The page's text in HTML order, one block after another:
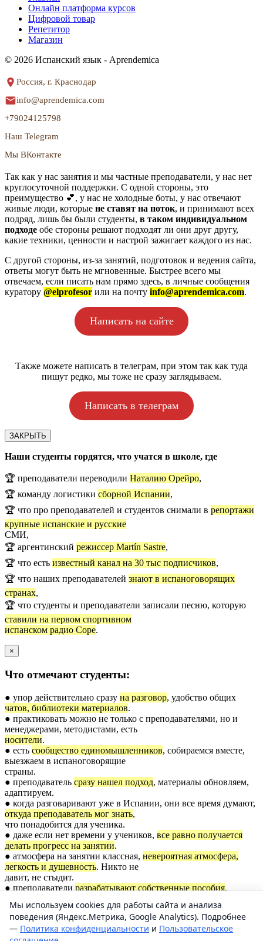
Онлайн платформа курсов
Цифровой товар
Репетитор
Магазин
© 2026 Испанский язык - Aprendemica
Россия, г. Краснодар
info@aprendemica.com
+79024125798
Наш Telegram
Мы ВКонтакте
Мы используем cookies для работы сайта и анализа
поведения (Яндекс.Метрика, Google Analytics). Подробнее
— Политика конфиденциальности и Пользовательское
Так как у нас занятия и мы частные преподаватели, у нас нет
круглосуточной поддержки. С одной стороны, это
преимущество 💕, у нас не холодные боты, у нас отвечают
живые люди, которые не ставят на поток, и принимают всех
подряд, лишь бы были студенты, в таком индивидуальном
подходе обе стороны решают подходят ли они друг другу,
какие техники, ценности и настрой зажигает каждого из нас.
С другой стороны, из-за занятий, подготовок и ведения сайта,
ответы могут быть не мгновенные. Быстрее всего мы
отвечаем, если писать нам прямо здесь, в личные сообщения
куратору @elprofesor или на почту info@aprendemica.com.
Написать на сайте
Также можете написать в телеграм, при этом так как туда
пишут редко, мы тоже не сразу заглядываем.
Написать в телеграм
ЗАКРЫТЬ
Наши студенты гордятся, что учатся в школе, где
🏆 преподаватели переводили Наталию Орейро,
🏆 команду логистики сборной Испании,
🏆 что про преподавателей и студентов снимали в репортажи
крупные испанские и русские
СМИ,
🏆 аргентинский режиссер Martín Sastre,
🏆 что есть известный канал на 30 тыс подписчиков,
🏆 что наших преподавателей знают в испаноговорящих
странах,
🏆 что студенты и преподаватели записали песню, которую
ставили на первом спортивном
испанском радио Cope.
×
Что отмечают студенты:
● упор действительно сразу на разговор, удобство общих
чатов, библиотеки материалов.
● практиковать можно не только с преподавателями, но и
менеджерами, методистами, есть
носители.
● есть сообщество единомышленников, собираемся вместе,
выезжаем в испаноговорящие
страны.
● преподаватель сразу нашел подход, материалы обновляем,
адаптируем.
● когда разговаривают уже в Испании, они все время думают,
откуда преподаватель мог знать,
что понадобится для ученика.
● даже если нет времени у учеников, все равно получается
делать прогресс на занятии.
● атмосфера на занятии классная, невероятная атмосфера,
легкость и душевность. Никто не
давит, не стыдит.
● преподаватели разрабатывают собственные пособия.
преподаватель.
● преподавательвлюбленв культуру.